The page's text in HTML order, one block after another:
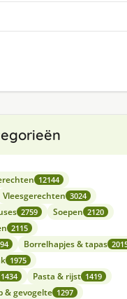
12144
Vleesgerechten 3024
2759 Soepen 2120
2115
Borrelhapjes & tapas
1975
1434 Pasta & rijst 1419
& gevogelte 1297